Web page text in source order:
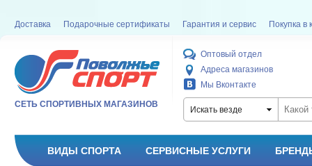
Доставка Подарочные сертификаты Гарантия и сервис Покупка в
СЕТЬ СПОРТИВНЫХ МАГАЗИНОВ
Оптовый отдел
Адреса магазинов
Мы Вконтакте
Искать везде
ВИДЫ СПОРТА СЕРВИСНЫЕ УСЛУГИ